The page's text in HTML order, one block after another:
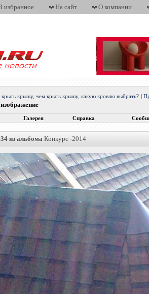
избранное На сайт О компании
крышу, чем крыть крышу, какую кровлю выбрать?
Галерея Справка
из альбома Конкурс -2014